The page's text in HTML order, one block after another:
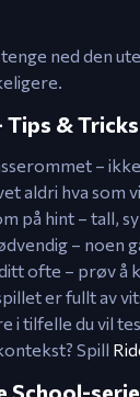
ned den
Tips & Tricks
–
aldri hva
på hint – tall,
–
ofte – prøv å
er fullt av
i tilfelle du vil
Spill
School-